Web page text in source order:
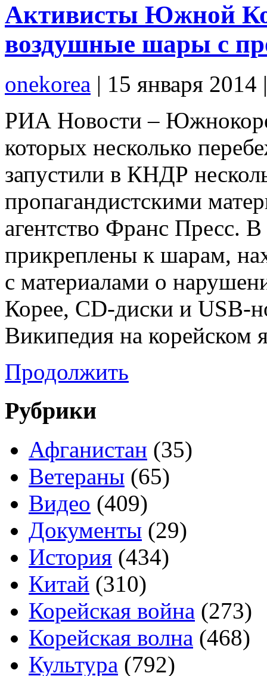
Активисты Южной
воздушные шары с
onekorea | 15 января 2014
РИА Новости –
которых несколько
запустили в КНДР
пропагандистскими
агентство Франс Пресс.
прикреплены к шарам,
с материалами о
Корее, CD-диски и USB-
Википедия на
Продолжить
Рубрики
Афганистан (35)
Ветераны (65)
Видео (409)
Документы (29)
История (434)
Китай (310)
Корейская война (273)
Корейская волна (468)
Культура (792)